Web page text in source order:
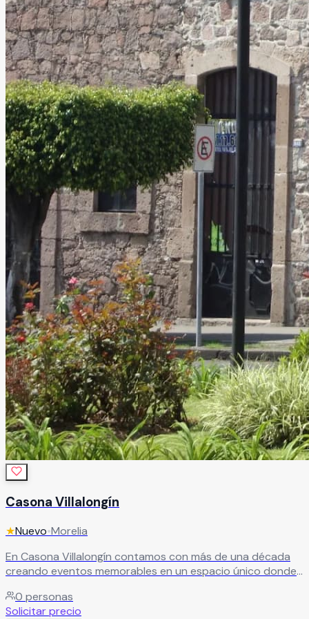
Casona Villalongín
★Nuevo•Morelia
En Casona Villalongín contamos con más de una década
creando eventos memorables en un espacio único donde
corazón de Morelia, a pocos pasos del Acueducto y Las
Tarascas, ofrecemos un entorno excepcional para todo
0 personas
Solicitar precio